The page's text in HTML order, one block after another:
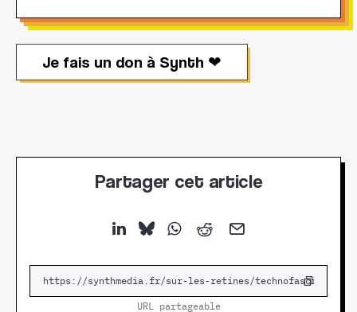
Je fais un don à Synth ❤︎
Partager cet article
URL partageable